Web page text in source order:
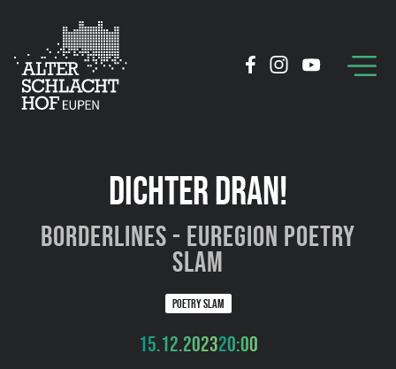
DICHTER DRAN!
Borderlines - Euregion Poetry
Slam
POETRY SLAM
15.12.202320:00